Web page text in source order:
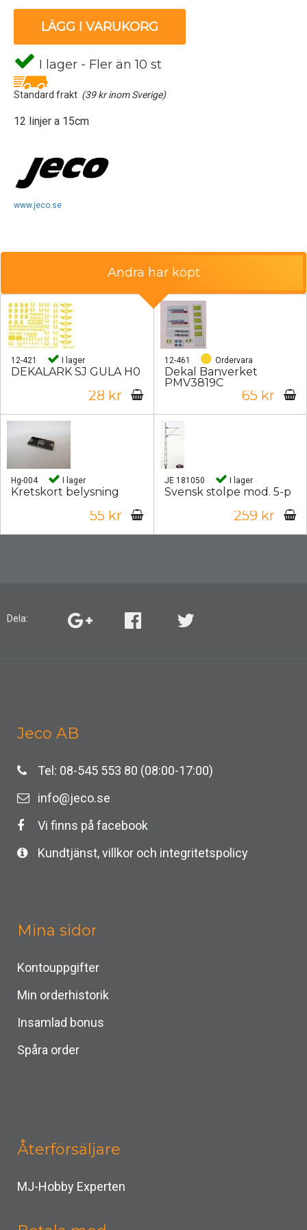
LÄGG I VARUKORG
I lager - Fler än 10 st
Standard frakt (39 kr inom Sverige)
12 linjer a 15cm
www.jeco.se
Andra har köpt
12-421 I lager
DEKALARK SJ GULA H0
28 kr
12-461 Ordervara
Dekal Banverket
PMV3819C
65 kr
Hg-004 I lager
Kretskort belysning
55 kr
JE 181050 I lager
Svensk stolpe mod. 5-p
259 kr
Dela:
Jeco AB
Tel: 08-545 553 80 (08:00-17:00)
info@jeco.se
Vi finns på facebook
Kundtjänst, villkor och integritetspolicy
Mina sidor
Kontouppgifter
Min orderhistorik
Insamlad bonus
Spåra order
Återförsäljare
MJ-Hobby Experten